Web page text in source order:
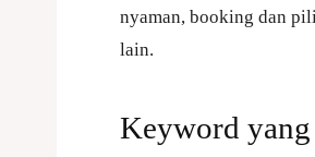
nyaman, booking dan
lain.
Keyword